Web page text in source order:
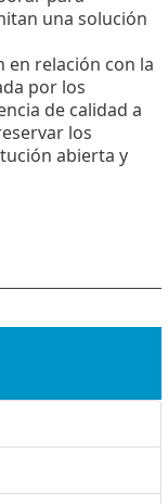
una solución
en relación con la
por los
de calidad a
los
abierta y